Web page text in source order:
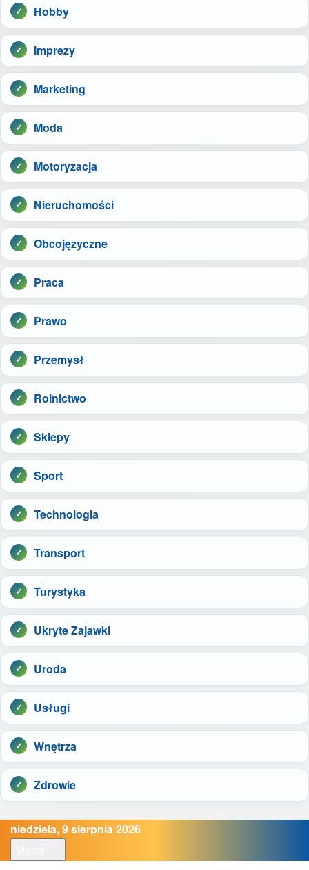
Hobby
Imprezy
Marketing
Moda
Motoryzacja
Nieruchomości
Obcojęzyczne
Praca
Prawo
Przemysł
Rolnictwo
Sklepy
Sport
Technologia
Transport
Turystyka
Ukryte Zajawki
Uroda
Usługi
Wnętrza
Zdrowie
niedziela, 9 sierpnia 2026